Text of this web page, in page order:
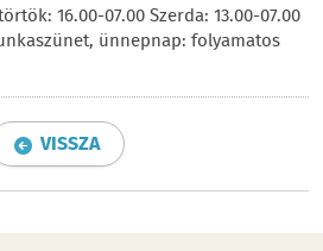
16.00-07.00 Szerda: 13.00-07.00
ünnepnap: folyamatos
VISSZA